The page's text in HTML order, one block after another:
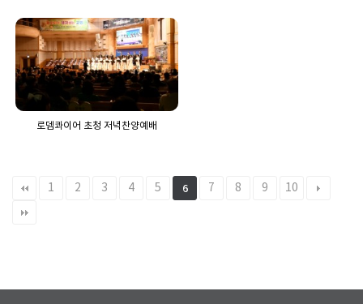
로뎀콰이어 초청 저녁찬양예배
1 2 3 4 5 6 7 8 9 10